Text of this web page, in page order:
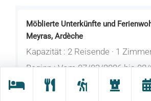
Möblierte Unterkünfte und
Meyras, Ardèche
Kapazität : 2 Reisende · 1
Beginn : Vom 07/03/2026 bis
täglich.